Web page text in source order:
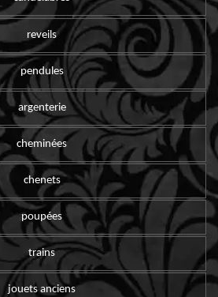
reveils
pendules
argenterie
cheminées
chenets
poupées
trains
jouets anciens